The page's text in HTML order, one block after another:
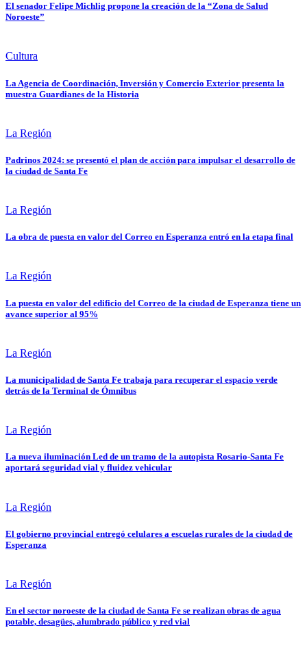
El senador Felipe Michlig propone la creación de la “Zona de Salud
Noroeste”
Cultura
La Agencia de Coordinación, Inversión y Comercio Exterior presenta la
muestra Guardianes de la Historia
La Región
Padrinos 2024: se presentó el plan de acción para impulsar el desarrollo de
la ciudad de Santa Fe
La Región
La obra de puesta en valor del Correo en Esperanza entró en la etapa final
La Región
La puesta en valor del edificio del Correo de la ciudad de Esperanza tiene un
avance superior al 95%
La Región
La municipalidad de Santa Fe trabaja para recuperar el espacio verde
detrás de la Terminal de Ómnibus
La Región
La nueva iluminación Led de un tramo de la autopista Rosario-Santa Fe
aportará seguridad vial y fluidez vehicular
La Región
El gobierno provincial entregó celulares a escuelas rurales de la ciudad de
Esperanza
La Región
En el sector noroeste de la ciudad de Santa Fe se realizan obras de agua
potable, desagües, alumbrado público y red vial